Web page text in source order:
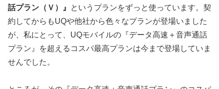
話プラン（Ｖ）』
というプランをずっと使っています。契
約してからもUQや他社から色々なプランが登場いました
が、私にとって、UQモバイルの『データ高速＋音声通話
プラン』を超えるコスパ最高プランは今まで登場していま
せんでした。